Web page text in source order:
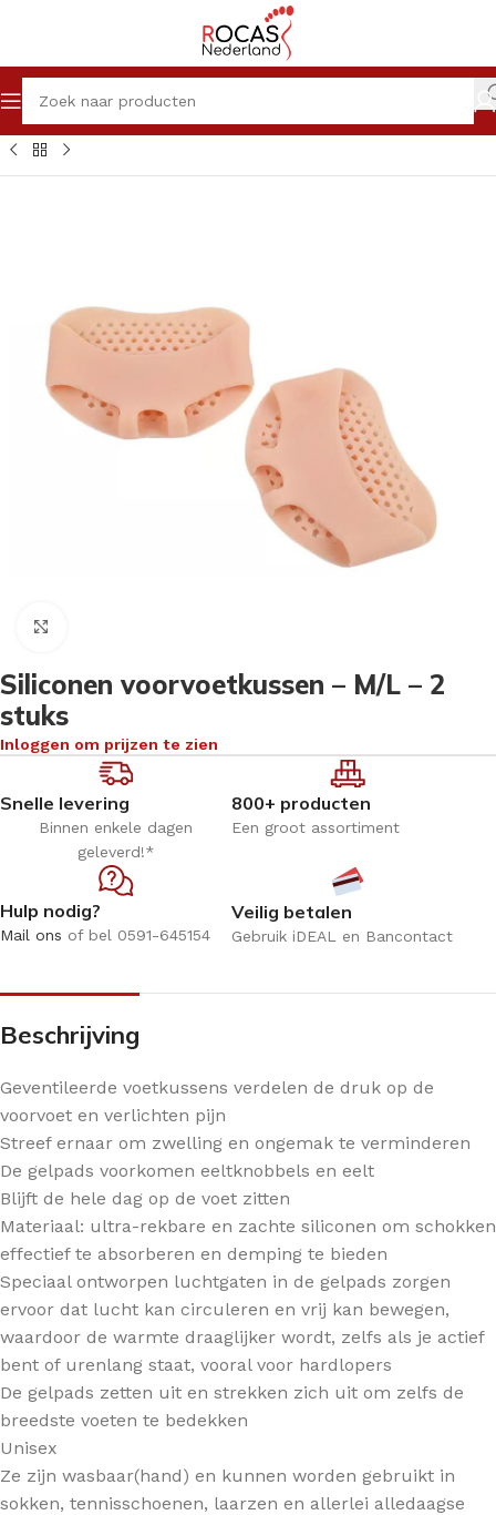
Winkel Pedicureproducten Anti-Druk Middelen Siliconen
Siliconen voorvoetkussen – M/L – 2
stuks
Inloggen om prijzen te zien
Snelle levering
Binnen enkele dagen
geleverd!*
800+ producten
Een groot assortiment
Hulp nodig?
Mail ons of bel 0591-645154
Veilig betalen
Gebruik iDEAL en Bancontact
Beschrijving
Geventileerde voetkussens verdelen de druk op de
voorvoet en verlichten pijn
Streef ernaar om zwelling en ongemak te verminderen
De gelpads voorkomen eeltknobbels en eelt
Blijft de hele dag op de voet zitten
Materiaal: ultra-rekbare en zachte siliconen om schokken
effectief te absorberen en demping te bieden
Speciaal ontworpen luchtgaten in de gelpads zorgen
ervoor dat lucht kan circuleren en vrij kan bewegen,
waardoor de warmte draaglijker wordt, zelfs als je actief
bent of urenlang staat, vooral voor hardlopers
De gelpads zetten uit en strekken zich uit om zelfs de
breedste voeten te bedekken
Unisex
Ze zijn wasbaar(hand) en kunnen worden gebruikt in
sokken, tennisschoenen, laarzen en allerlei alledaagse